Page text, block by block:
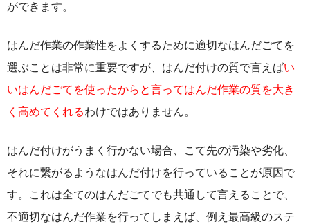
ができます。
はんだ作業の作業性をよくするために適切なはんだごてを
選ぶことは非常に重要ですが、はんだ付けの質で言えばい
いはんだごてを使ったからと言ってはんだ作業の質を大き
く高めてくれるわけではありません。
はんだ付けがうまく行かない場合、こて先の汚染や劣化、
それに繋がるようなはんだ付けを行っていることが原因で
す。これは全てのはんだごてでも共通して言えることで、
不適切なはんだ作業を行ってしまえば、例え最高級のステ